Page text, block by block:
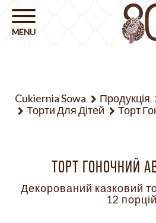
Cukiernia Sowa Продукція
Торти Для Дітей
Торт
ТОРТ ГОНОЧНИЙ
Декорований казковий
12